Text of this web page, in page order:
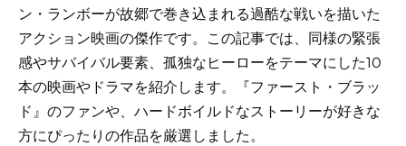
ン・ランボーが故郷で巻き込まれる過酷な戦いを描いた
アクション映画の傑作です。この記事では、同様の緊張
感やサバイバル要素、孤独なヒーローをテーマにした10
本の映画やドラマを紹介します。『ファースト・ブラッ
ド』のファンや、ハードボイルドなストーリーが好きな
方にぴったりの作品を厳選しました。